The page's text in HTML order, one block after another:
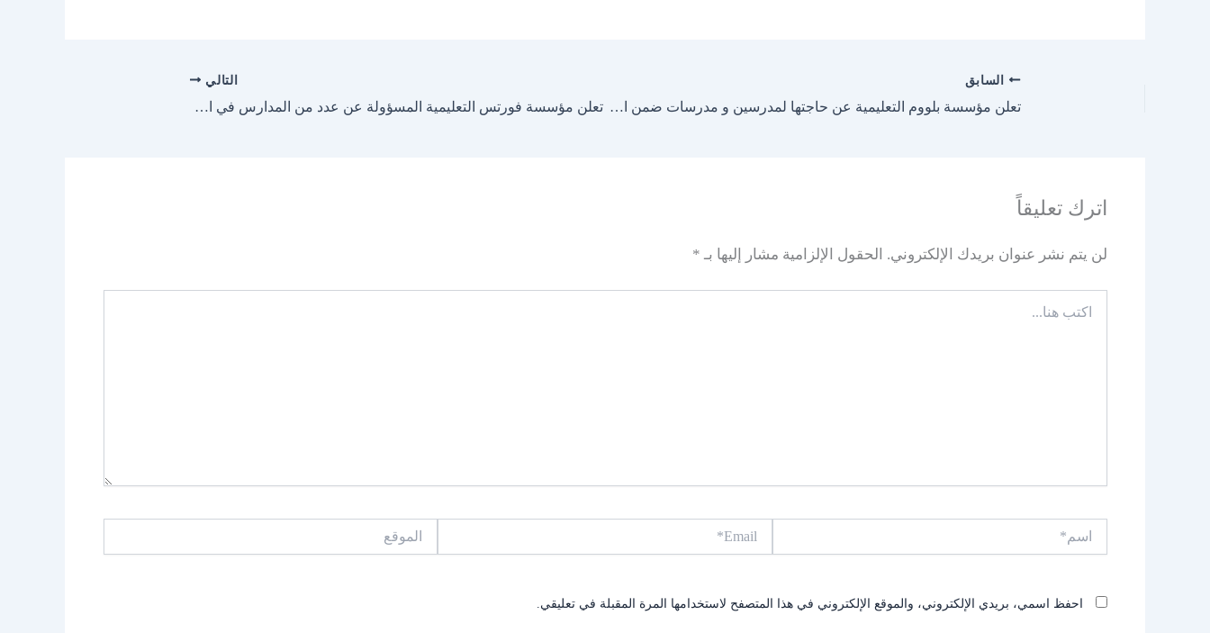
السابق
تعلن مؤسسة بلووم التعليمية عن حاجتها لمدرسين و مدرسات ضمن الاختصاصات التالية
التالي
تعلن مؤسسة فورتس التعليمية المسؤولة عن عدد من المدارس في الامارات عن فتح باب التوظيف للمعلمين ضمن الاختصاصات :
اترك تعليقاً
لن يتم نشر عنوان بريدك الإلكتروني. الحقول الإلزامية مشار إليها بـ *
هنا...
احفظ اسمي، بريدي الإلكتروني، والموقع الإلكتروني في هذا المتصفح لاستخدامها المرة المقبلة في تعليقي.